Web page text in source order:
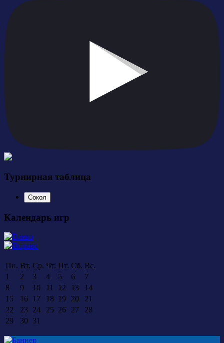
Турнирная таблица
Сокол
Календарь игр
Пн. Вт. Ср. Чт. Пт. Сб. Вс.
1
2 3 4 5 6
7
8
9 10 11 12 13
14
15
16 17 18 19 20
21
22
23 24 25 26 27
28
29
30 31